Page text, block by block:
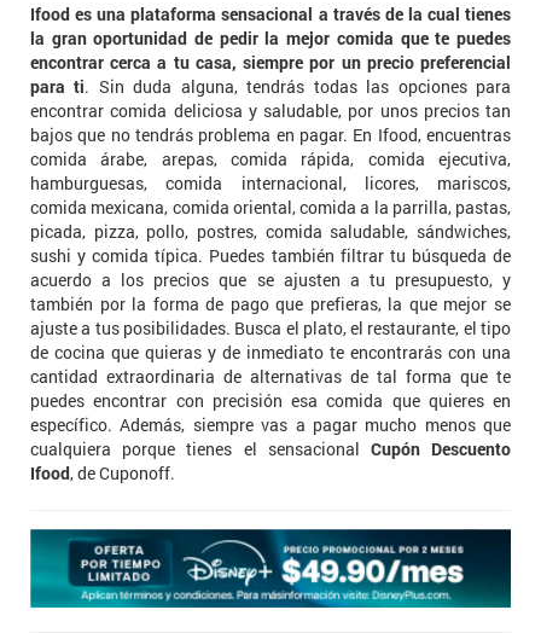
Ifood es una plataforma sensacional a través de la cual tienes
la gran oportunidad de pedir la mejor comida que te puedes
encontrar cerca a tu casa, siempre por un precio preferencial
para ti. Sin duda alguna, tendrás todas las opciones para
encontrar comida deliciosa y saludable, por unos precios tan
bajos que no tendrás problema en pagar. En Ifood, encuentras
comida árabe, arepas, comida rápida, comida ejecutiva,
hamburguesas, comida internacional, licores, mariscos,
comida mexicana, comida oriental, comida a la parrilla, pastas,
picada, pizza, pollo, postres, comida saludable, sándwiches,
sushi y comida típica. Puedes también filtrar tu búsqueda de
acuerdo a los precios que se ajusten a tu presupuesto, y
también por la forma de pago que prefieras, la que mejor se
ajuste a tus posibilidades. Busca el plato, el restaurante, el tipo
de cocina que quieras y de inmediato te encontrarás con una
cantidad extraordinaria de alternativas de tal forma que te
puedes encontrar con precisión esa comida que quieres en
específico. Además, siempre vas a pagar mucho menos que
cualquiera porque tienes el sensacional Cupón Descuento
Ifood, de Cuponoff.